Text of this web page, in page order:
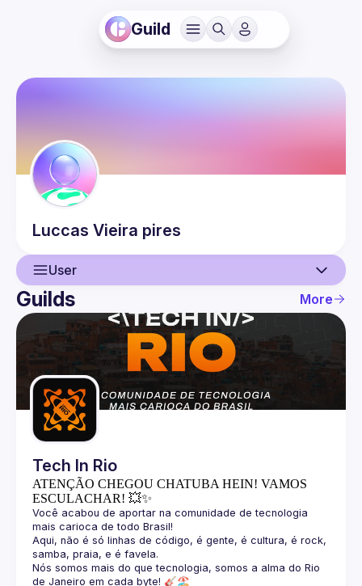
Guild
Luccas Vieira pires
User
User
Events
Guilds
Guilds More
Tech In Rio
ATENÇÃO CHEGOU CHATUBA HEIN! VAMOS
ESCULACHAR! 💥✨
Você acabou de aportar na comunidade de tecnologia
Aqui, não é só linhas de código, é gente, é cultura, é rock,
Nós somos mais do que tecnologia, somos a alma do Rio